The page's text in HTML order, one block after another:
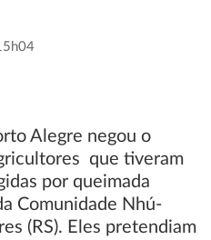
Alegre negou o
que tiveram
por queimada
Comunidade Nhú-
(RS). Eles pretendiam